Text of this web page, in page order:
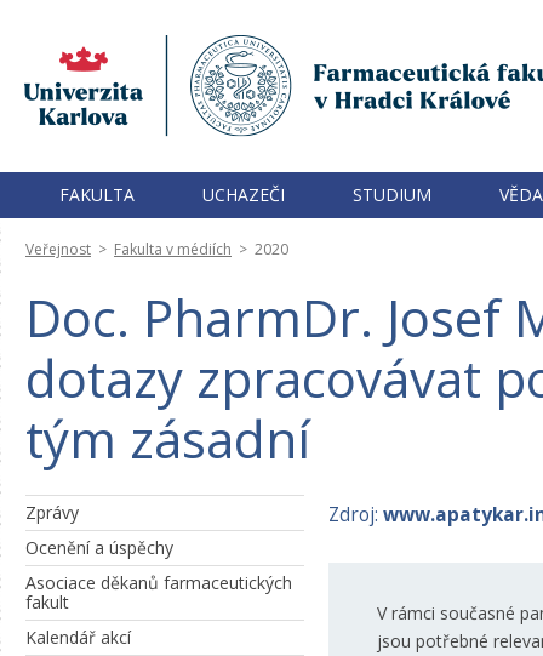
FAKULTA UCHAZEČI STUDIUM
Veřejnost > Fakulta v médiích > 2020
Doc. PharmDr. Josef
dotazy zpracovávat
tým zásadní
Zprávy
Ocenění a úspěchy
Asociace děkanů farmaceutických
fakult
Kalendář akcí
Zdroj:
V rámci současné
jsou potřebné